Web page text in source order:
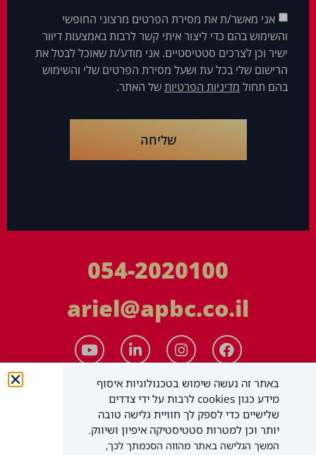
אני מאשר/ת את מסירת הפרטים מרצוני החופשי
והשימוש בהם כדי ליצור איתי קשר לרבות באמצעות דיוור
ישיר וכן לצרכים סטטיסטיים. אני מודע/ת שאוכל לבטל את
הרישום שלי בכל עת ושעל מסירת הפרטים שלי והשימוש
בהם תחול מדיניות הפרטיותשל האתר.
שליחה
054-2020100
ariel@apbc.co.il
באתר זה נעשה שימוש בטכנולוגיות איסוף
מידע כגון cookies לרבות על ידי צדדים
שלישיים כדי לספק לך חוויית גלישה טובה
יותר וכן למטרות סטטיסטיקה איפיון ושיווק.
המשך הגלישה באתר מהווה הסכמתך לכך,